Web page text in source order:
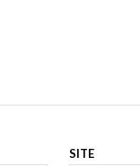
SITE